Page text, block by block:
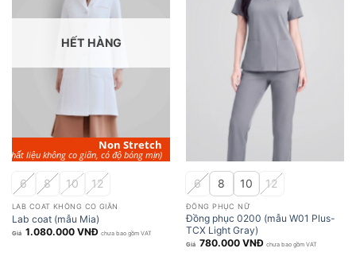
NonStretch
(Chất liệu không co giãn, có độ bóng mịn)
HẾT HÀNG
6 8 10 12
LAB COAT KHÔNG CO GIÃN
Lab coat (mẫu Mia)
1.080.000VNĐ chưa bao gồm VAT
6 8 10 12
ĐỒNG PHỤC NỮ
Đồng phục 0200 (mẫu W01 Plus-
TCX Light Gray)
780.000VNĐ chưa bao gồm VAT